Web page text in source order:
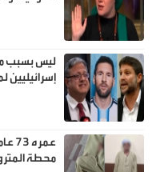
ليس بسبب
إسرائيليين
محطة